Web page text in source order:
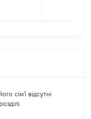
сім'ї відсутні